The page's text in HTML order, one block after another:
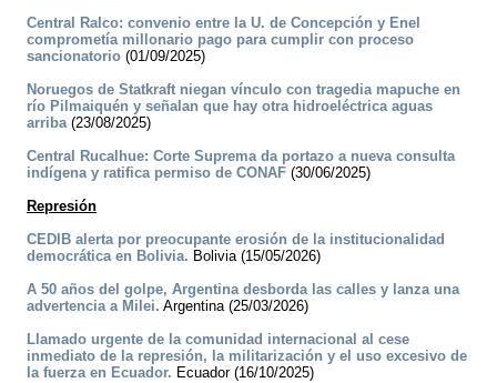
Central Ralco: convenio entre la U. de Concepción y Enel
comprometía millonario pago para cumplir con proceso
sancionatorio (01/09/2025)
Noruegos de Statkraft niegan vínculo con tragedia mapuche en
río Pilmaiquén y señalan que hay otra hidroeléctrica aguas
arriba(23/08/2025)
Central Rucalhue: Corte Suprema da portazo a nueva consulta
indígena y ratifica permiso de CONAF (30/06/2025)
Represión
CEDIB alerta por preocupante erosión de la institucionalidad
democrática en Bolivia. Bolivia (15/05/2026)
A 50 años del golpe, Argentina desborda las calles y lanza una
advertencia a Milei. Argentina (25/03/2026)
Llamado urgente de la comunidad internacional al cese
inmediato de la represión, la militarización y el uso excesivo de
la fuerza en Ecuador. Ecuador (16/10/2025)